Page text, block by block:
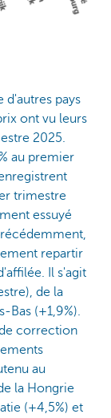
d'autres pays
ont vu leurs
2025.
au premier
trimestre
essuyé
repartir
Il s'agit
de la
Bas (+1,9%).
correction
au
la Hongrie
(+4,5%) et